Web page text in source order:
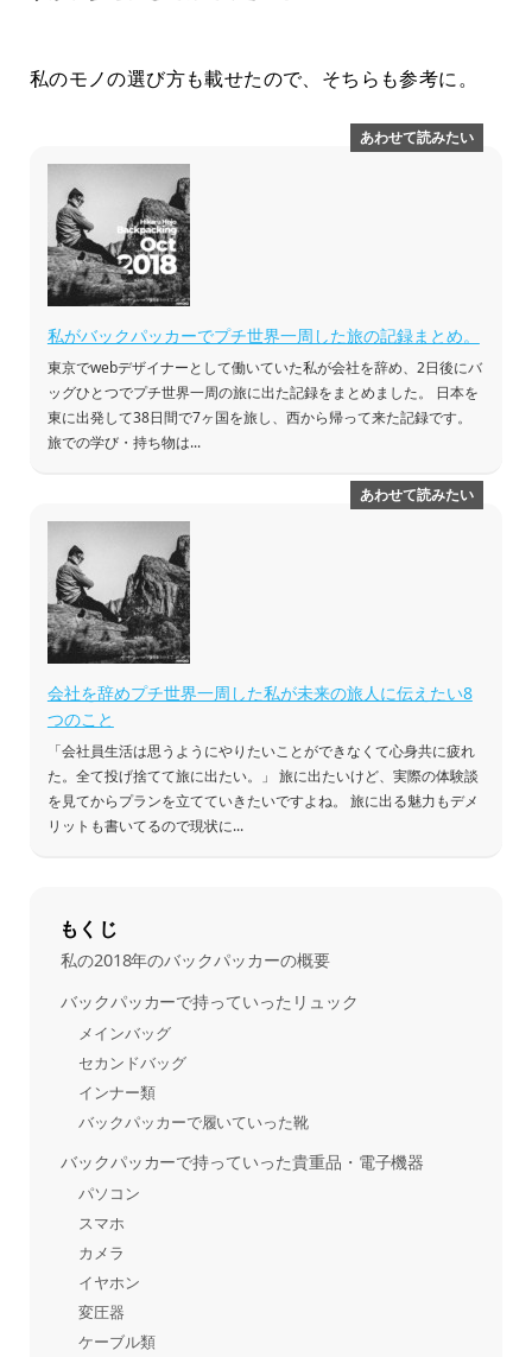
私のモノの選び方も載せたので、そちらも参考に。
私がバックパッカーでプチ世界一周した旅の記録まとめ。
東京でwebデザイナーとして働いていた私が会社を辞め、2日後にバ
ッグひとつでプチ世界一周の旅に出た記録をまとめました。 日本を
東に出発して38日間で7ヶ国を旅し、西から帰って来た記録です。
旅での学び・持ち物は...
会社を辞めプチ世界一周した私が未来の旅人に伝えたい8
つのこと
「会社員生活は思うようにやりたいことができなくて心身共に疲れ
た。全て投げ捨てて旅に出たい。」 旅に出たいけど、実際の体験談
を見てからプランを立てていきたいですよね。 旅に出る魅力もデメ
リットも書いてるので現状に...
もくじ
私の2018年のバックパッカーの概要
バックパッカーで持っていったリュック
メインバッグ
セカンドバッグ
インナー類
バックパッカーで履いていった靴
バックパッカーで持っていった貴重品・電子機器
パソコン
スマホ
カメラ
イヤホン
変圧器
ケーブル類